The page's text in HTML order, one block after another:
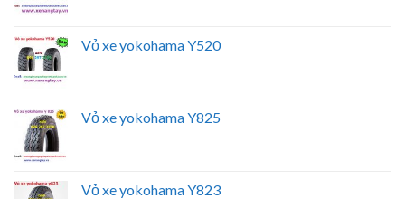
Vỏ xe yokohama Y520
Vỏ xe yokohama Y825
Vỏ xe yokohama Y823